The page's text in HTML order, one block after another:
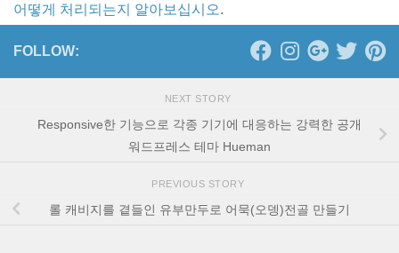
어떻게 처리되는지 알아보십시오.
FOLLOW:
NEXT STORY
Responsive한 기능으로 각종 기기에 대응하는 강력한 공개
워드프레스 테마 Hueman
PREVIOUS STORY
롤 캐비지를 곁들인 유부만두로 어묵(오뎅)전골 만들기